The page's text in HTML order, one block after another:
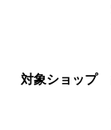
対象ショップ